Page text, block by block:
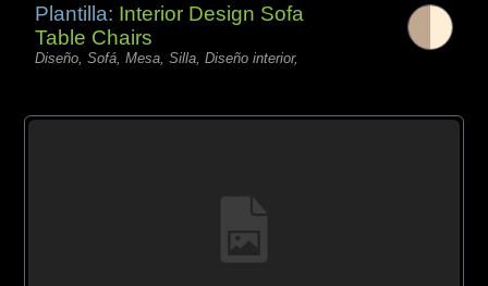
Plantilla: Interior Design Sofa
Table Chairs
Diseño, Sofá, Mesa, Silla, Diseño interior,